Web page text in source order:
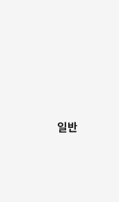
일반